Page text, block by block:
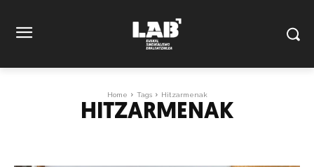
Home Tags Hitzarmenak
HITZARMENAK